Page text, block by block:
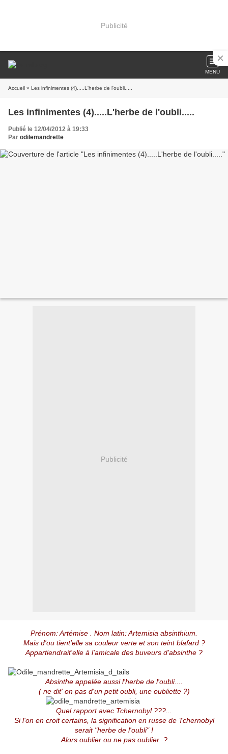
Publicité
MENU
Accueil » Les infinimentes (4).....L'herbe de l'oubli.....
Les infinimentes (4).....L'herbe de l'oubli.....
Publié le 12/04/2012 à 19:33
Par odilemandrette
Publicité
Prénom: Artémise . Nom latin: Artemisia absinthium.
Mais d'ou tient'elle sa couleur verte et son teint blafard ?
Appartiendrait'elle à l'amicale des buveurs d'absinthe ?
Absinthe appelée aussi l'herbe de l'oubli....
( ne dit' on pas d'un petit oubli, une oubliette ?)
Quel rapport avec Tchernobyl ???...
Si l'on en croit certains, la signification en russe de Tchernobyl
serait "herbe de l'oubli" !
Alors oublier ou ne pas oublier ?